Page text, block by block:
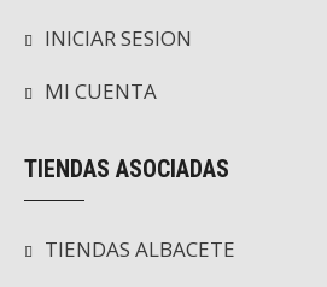
INICIAR SESION
MI CUENTA
TIENDAS ASOCIADAS
TIENDAS ALBACETE